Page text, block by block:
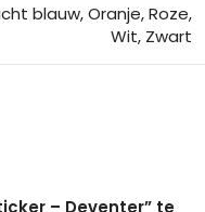
blauw,Oranje,Roze,
Wit, Zwart
– Deventer” te